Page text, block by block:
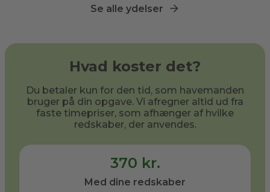
Se alle ydelser
Hvad koster det?
Du betaler kun for den tid, som havemanden
bruger på din opgave. Vi afregner altid ud fra
faste timepriser, som afhænger af hvilke
redskaber, der anvendes.
370 kr.
Med dine redskaber